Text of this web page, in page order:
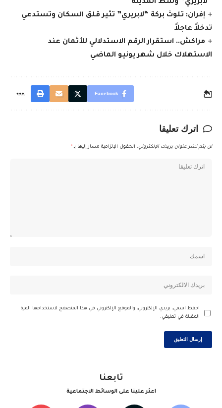
“لابريري” وسط المدينة
إفران: تلوث بركة “لابريري” تثير قلق السكان وتستدعي
تدخلاً عاجلاً
مراكش.. استقرار الرقم الاستدلالي للأثمان عند
الاستهلاك خلال شهر يونيو الماضي
Facebook
اترك تعليقا
لن يتم نشر عنوان بريدك الإلكتروني. الحقول الإلزامية مشار إليها بـ *
احفظ اسمي، بريدي الإلكتروني، والموقع الإلكتروني في هذا المتصفح لاستخدامها المرة
المقبلة في تعليقي.
تابعنا
اعثر علينا على الوسائط الاجتماعية